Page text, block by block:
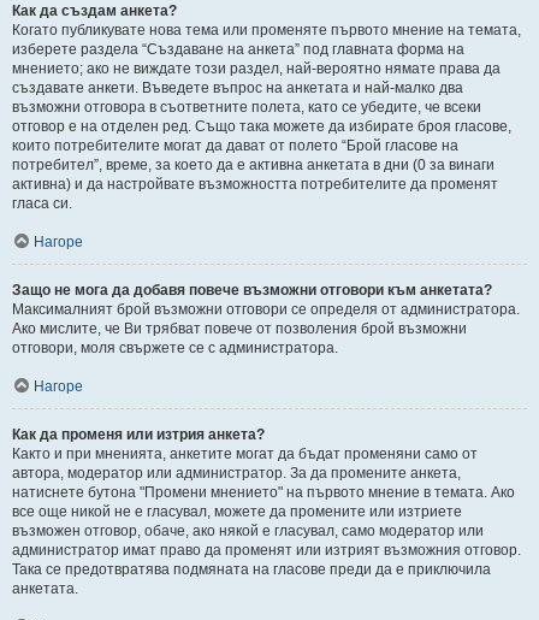
Как да създам анкета?
Когато публикувате нова тема или променяте първото мнение на темата,
изберете раздела “Създаване на анкета” под главната форма на
мнението; ако не виждате този раздел, най-вероятно нямате права да
създавате анкети. Въведете въпрос на анкетата и най-малко два
възможни отговора в съответните полета, като се убедите, че всеки
отговор е на отделен ред. Също така можете да избирате броя гласове,
които потребителите могат да дават от полето “Брой гласове на
потребител”, време, за което да е активна анкетата в дни (0 за винаги
активна) и да настройвате възможността потребителите да променят
гласа си.
Нагоре
Защо не мога да добавя повече възможни отговори към анкетата?
Максималният брой възможни отговори се определя от администратора.
Ако мислите, че Ви трябват повече от позволения брой възможни
отговори, моля свържете се с администратора.
Нагоре
Как да променя или изтрия анкета?
Както и при мненията, анкетите могат да бъдат променяни само от
автора, модератор или администратор. За да промените анкета,
натиснете бутона "Промени мнението" на първото мнение в темата. Ако
все още никой не е гласувал, можете да промените или изтриете
възможен отговор, обаче, ако някой е гласувал, само модератор или
администратор имат право да променят или изтрият възможния отговор.
Така се предотвратява подмяната на гласове преди да е приключила
анкетата.